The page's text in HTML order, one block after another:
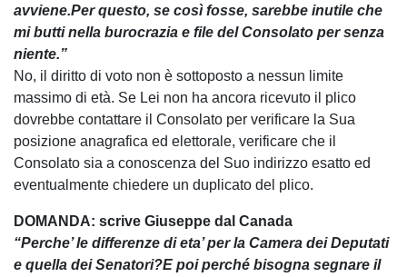
avviene.Per questo, se così fosse, sarebbe inutile che
mi butti nella burocrazia e file del Consolato per senza
niente.”
No, il diritto di voto non è sottoposto a nessun limite
massimo di età. Se Lei non ha ancora ricevuto il plico
dovrebbe contattare il Consolato per verificare la Sua
posizione anagrafica ed elettorale, verificare che il
Consolato sia a conoscenza del Suo indirizzo esatto ed
eventualmente chiedere un duplicato del plico.
DOMANDA: scrive Giuseppe dal Canada
“Perche’ le differenze di eta’ per la Camera dei Deputati
e quella dei Senatori?E poi perché bisogna segnare il